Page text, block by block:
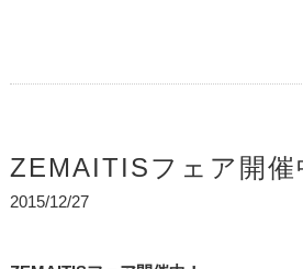
ZEMAITISフェア開催
2015/12/27